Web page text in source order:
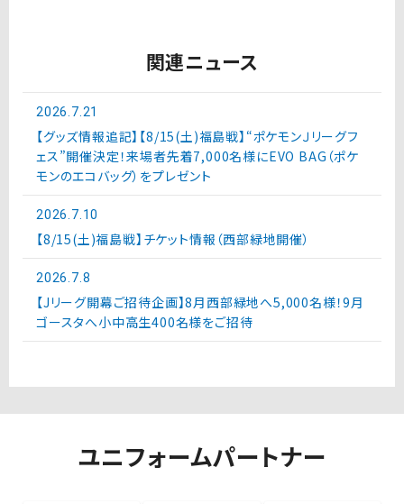
関連ニュース
2026.7.21
【グッズ情報追記】【8/15(土)福島戦】“ポケモンＪリーグフ
ェス”開催決定！来場者先着7,000名様にEVO BAG（ポケ
モンのエコバッグ）をプレゼント
2026.7.10
【8/15(土)福島戦】チケット情報（西部緑地開催）
2026.7.8
【Jリーグ開幕ご招待企画】8月西部緑地へ5,000名様！9月
ゴースタへ小中高生400名様をご招待
ユニフォームパートナー